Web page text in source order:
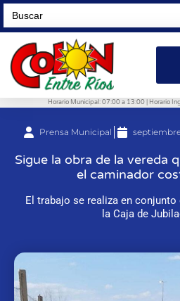
Search
for:
Horario Municipal: 07:00 a 13:00 | Horario
Prensa Municipal septiembre
Sigue la obra de la vereda
el caminador
El trabajo se realiza en
la Caja de